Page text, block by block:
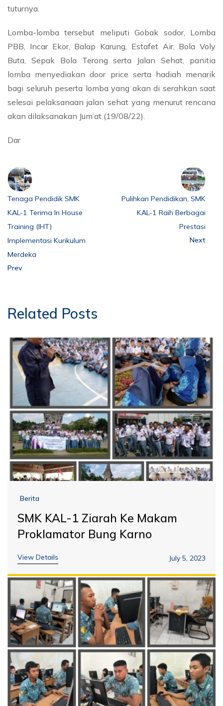
tuturnya.
Lomba-lomba tersebut meliputi Gobak sodor, Lomba
PBB, Incar Ekor, Balap Karung, Estafet Air, Bola Voly
Buta, Sepak Bola Terong serta Jalan Sehat, panitia
lomba menyediakan door price serta hadiah menarik
bagi seluruh peserta lomba yang akan di serahkan saat
selesai pelaksanaan jalan sehat yang menurut rencana
akan dilaksanakan Jum’at (19/08/22).
Dar
Tenaga Pendidik SMK
KAL-1 Terima In House
Training (IHT)
Implementasi Kurikulum
Merdeka
Prev
Pulihkan Pendidikan, SMK
KAL-1 Raih Berbagai
Prestasi
Next
Related Posts
Berita
SMK KAL-1 Ziarah Ke Makam
Proklamator Bung Karno
View Details July 5, 2023